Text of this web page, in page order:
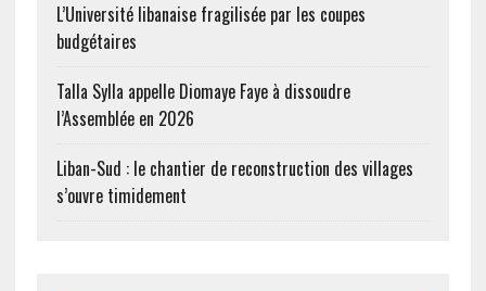
L’Université libanaise fragilisée par les coupes
budgétaires
Talla Sylla appelle Diomaye Faye à dissoudre
l’Assemblée en 2026
Liban-Sud : le chantier de reconstruction des villages
s’ouvre timidement